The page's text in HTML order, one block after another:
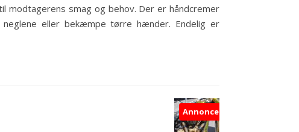
modtagerens smag og behov. Der er håndcremer
eller bekæmpe tørre hænder. Endelig er
Annonce